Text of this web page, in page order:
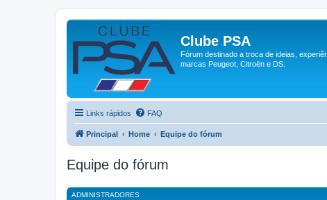
Clube PSA
Fórum destinado a troca de ideias,
marcas Peugeot, Citroën e DS.
Links rápidos FAQ
Principal Home Equipe do fórum
Equipe do fórum
ADMINISTRADORES